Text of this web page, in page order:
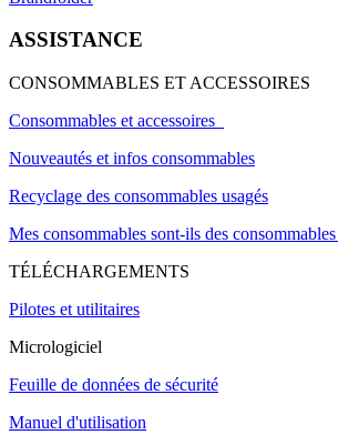
ASSISTANCE
CONSOMMABLES ET ACCESSOIRES
Consommables et accessoires
Nouveautés et infos consommables
Recyclage des consommables usagés
Mes consommables sont-ils des
TÉLÉCHARGEMENTS
Pilotes et utilitaires
Micrologiciel
Feuille de données de sécurité
Manuel d'utilisation